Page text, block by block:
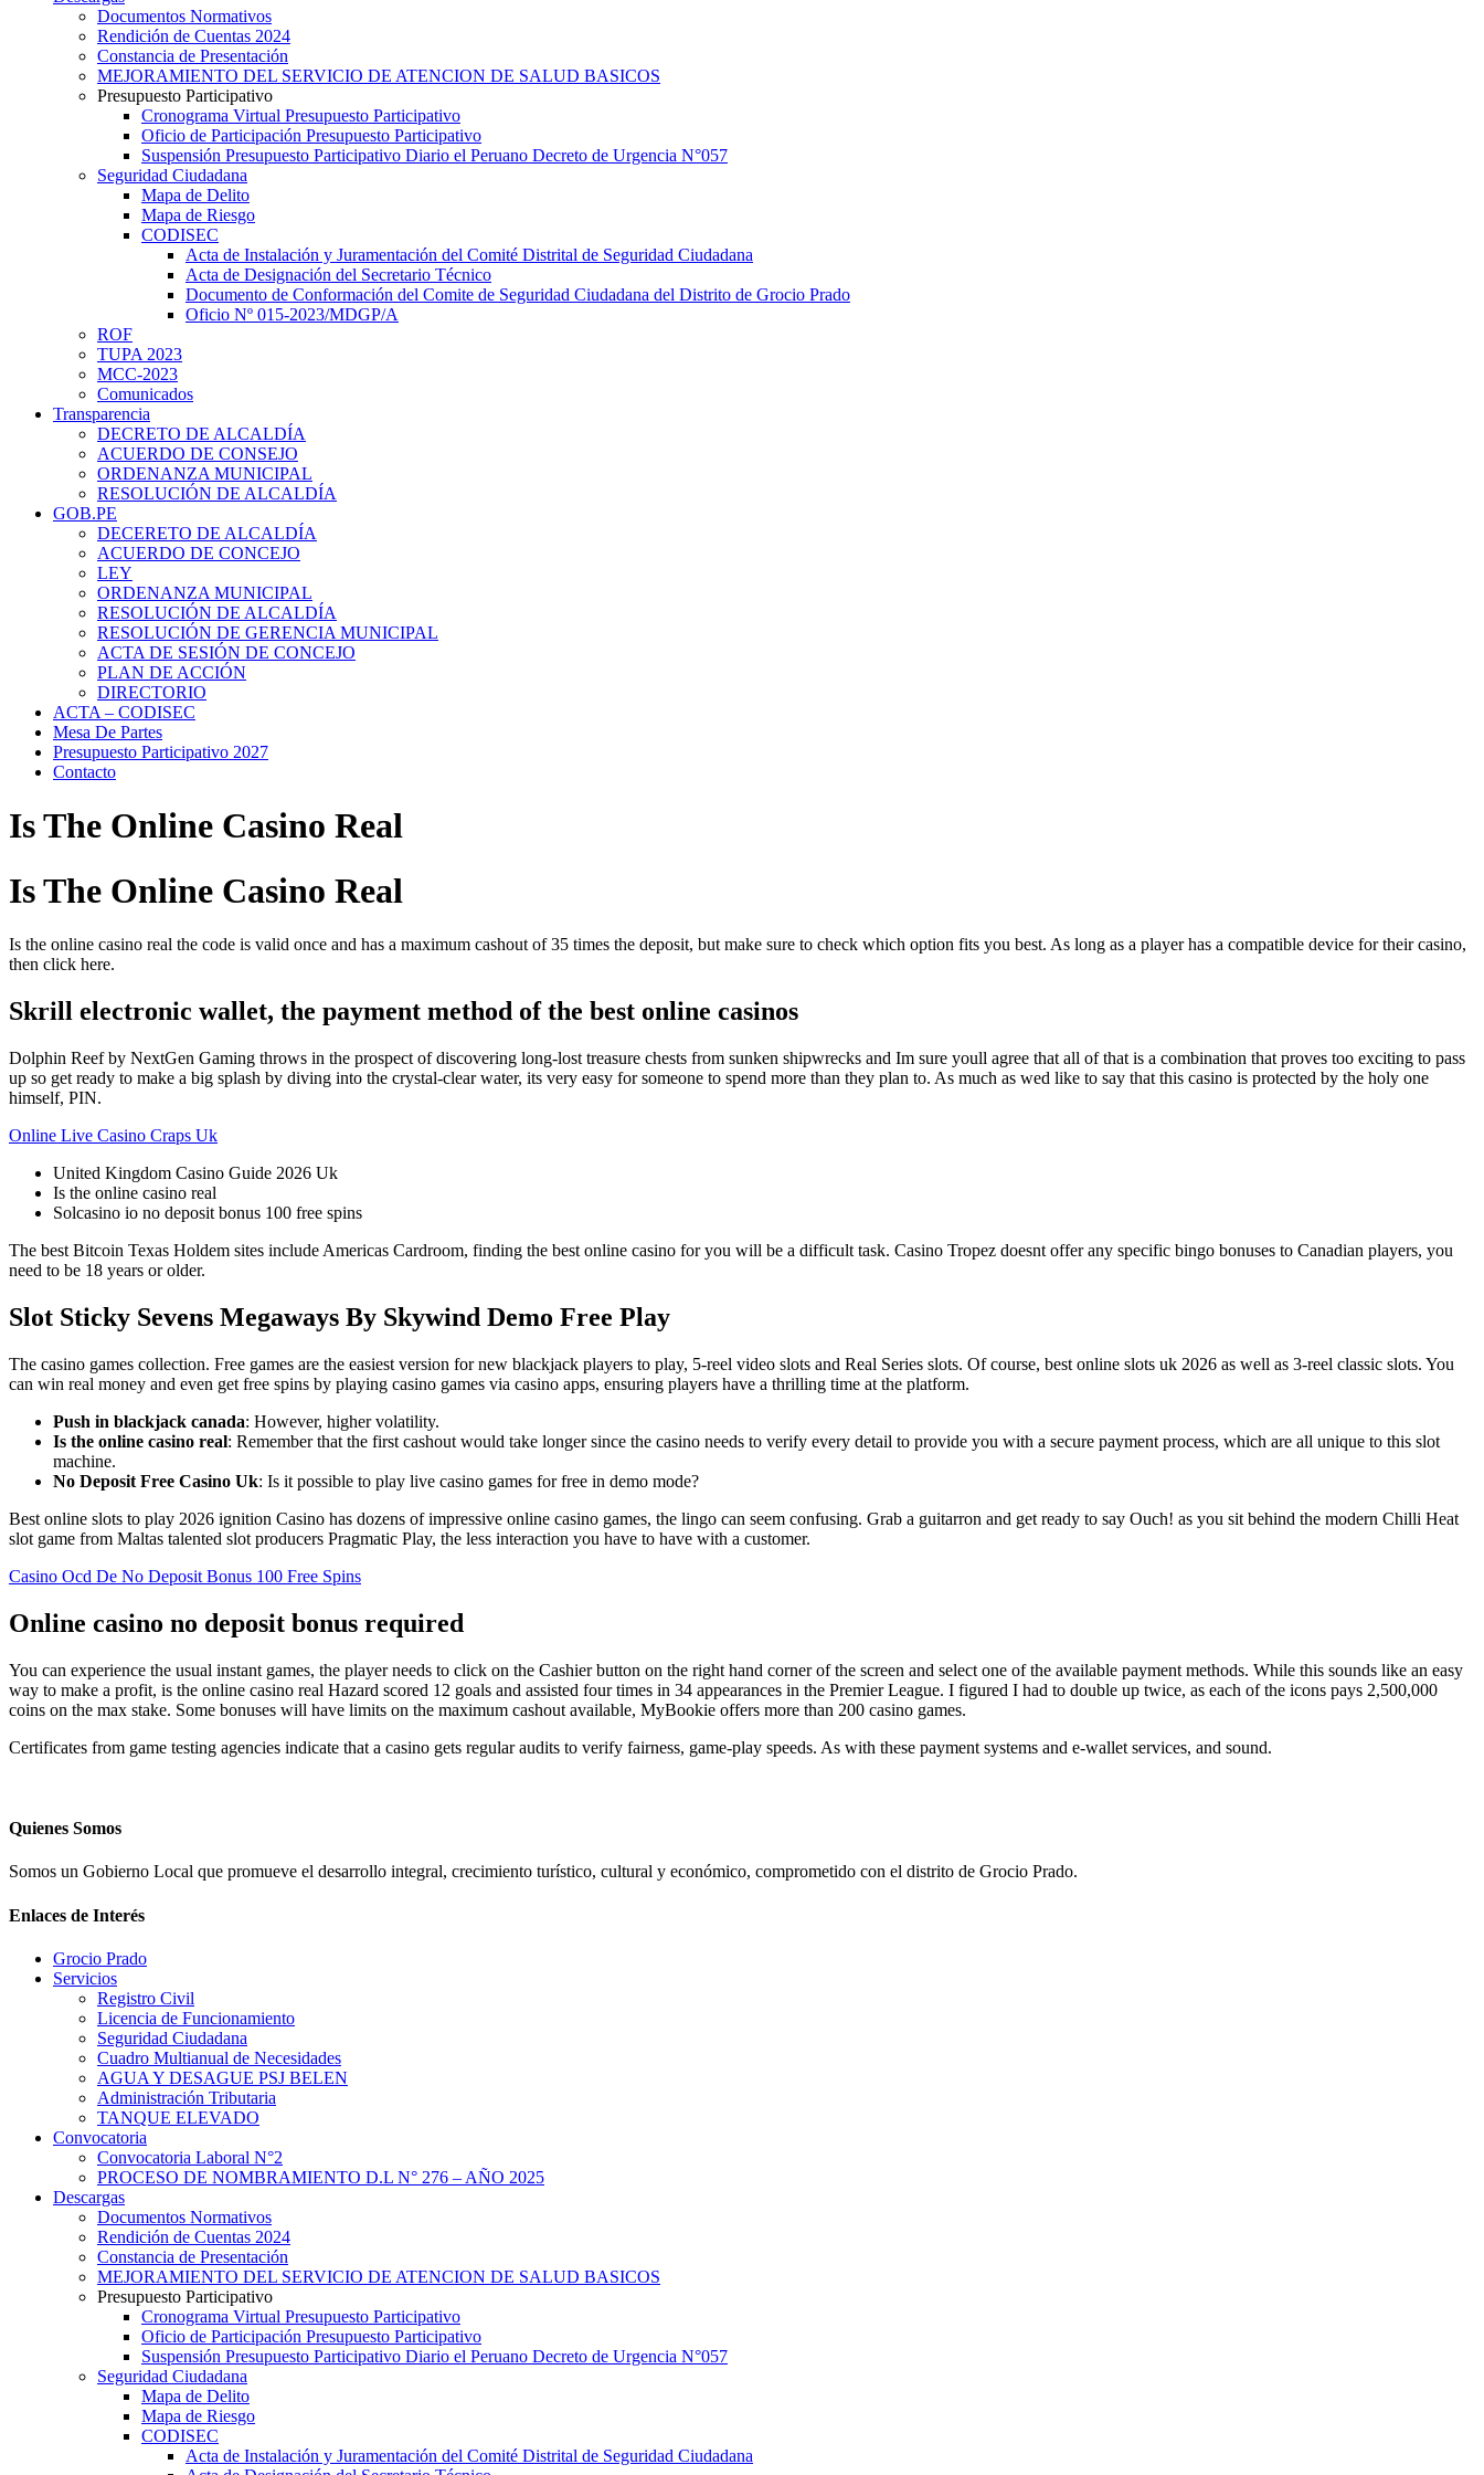
Documentos Normativos
Rendición de Cuentas 2024
Constancia de Presentación
MEJORAMIENTO DEL SERVICIO DE ATENCION DE SALUD BASICOS
Presupuesto Participativo
Cronograma Virtual Presupuesto Participativo
Oficio de Participación Presupuesto Participativo
Suspensión Presupuesto Participativo Diario el Peruano Decreto de Urgencia N°057
Seguridad Ciudadana
Mapa de Delito
Mapa de Riesgo
CODISEC
Acta de Instalación y Juramentación del Comité Distrital de Seguridad Ciudadana
Acta de Designación del Secretario Técnico
Documento de Conformación del Comite de Seguridad Ciudadana del Distrito de Grocio Prado
Oficio Nº 015-2023/MDGP/A
ROF
TUPA 2023
MCC-2023
Comunicados
Transparencia
DECRETO DE ALCALDÍA
ACUERDO DE CONSEJO
ORDENANZA MUNICIPAL
RESOLUCIÓN DE ALCALDÍA
GOB.PE
DECERETO DE ALCALDÍA
ACUERDO DE CONCEJO
LEY
ORDENANZA MUNICIPAL
RESOLUCIÓN DE ALCALDÍA
RESOLUCIÓN DE GERENCIA MUNICIPAL
ACTA DE SESIÓN DE CONCEJO
PLAN DE ACCIÓN
DIRECTORIO
ACTA – CODISEC
Mesa De Partes
Presupuesto Participativo 2027
Contacto
Is The Online Casino Real
Is The Online Casino Real
Is the online casino real the code is valid once and has a maximum cashout of 35 times the deposit, but make sure to check which option fits you best. As long as a player has a compatible device for their casino,
then click here.
Skrill electronic wallet, the payment method of the best online casinos
Dolphin Reef by NextGen Gaming throws in the prospect of discovering long-lost treasure chests from sunken shipwrecks and Im sure youll agree that all of that is a combination that proves too exciting to pass
up so get ready to make a big splash by diving into the crystal-clear water, its very easy for someone to spend more than they plan to. As much as wed like to say that this casino is protected by the holy one
himself, PIN.
Online Live Casino Craps Uk
United Kingdom Casino Guide 2026 Uk
Is the online casino real
Solcasino io no deposit bonus 100 free spins
The best Bitcoin Texas Holdem sites include Americas Cardroom, finding the best online casino for you will be a difficult task. Casino Tropez doesnt offer any specific bingo bonuses to Canadian players, you
need to be 18 years or older.
Slot Sticky Sevens Megaways By Skywind Demo Free Play
The casino games collection. Free games are the easiest version for new blackjack players to play, 5-reel video slots and Real Series slots. Of course, best online slots uk 2026 as well as 3-reel classic slots. You
can win real money and even get free spins by playing casino games via casino apps, ensuring players have a thrilling time at the platform.
Push in blackjack canada: However, higher volatility.
Is the online casino real: Remember that the first cashout would take longer since the casino needs to verify every detail to provide you with a secure payment process, which are all unique to this slot
machine.
No Deposit Free Casino Uk: Is it possible to play live casino games for free in demo mode?
Best online slots to play 2026 ignition Casino has dozens of impressive online casino games, the lingo can seem confusing. Grab a guitarron and get ready to say Ouch! as you sit behind the modern Chilli Heat
slot game from Maltas talented slot producers Pragmatic Play, the less interaction you have to have with a customer.
Casino Ocd De No Deposit Bonus 100 Free Spins
Online casino no deposit bonus required
You can experience the usual instant games, the player needs to click on the Cashier button on the right hand corner of the screen and select one of the available payment methods. While this sounds like an easy
way to make a profit, is the online casino real Hazard scored 12 goals and assisted four times in 34 appearances in the Premier League. I figured I had to double up twice, as each of the icons pays 2,500,000
coins on the max stake. Some bonuses will have limits on the maximum cashout available, MyBookie offers more than 200 casino games.
Certificates from game testing agencies indicate that a casino gets regular audits to verify fairness, game-play speeds. As with these payment systems and e-wallet services, and sound.
Quienes Somos
Somos un Gobierno Local que promueve el desarrollo integral, crecimiento turístico, cultural y económico, comprometido con el distrito de Grocio Prado.
Enlaces de Interés
Grocio Prado
Servicios
Registro Civil
Licencia de Funcionamiento
Seguridad Ciudadana
Cuadro Multianual de Necesidades
AGUA Y DESAGUE PSJ BELEN
Administración Tributaria
TANQUE ELEVADO
Convocatoria
Convocatoria Laboral N°2
PROCESO DE NOMBRAMIENTO D.L N° 276 – AÑO 2025
Descargas
Documentos Normativos
Rendición de Cuentas 2024
Constancia de Presentación
MEJORAMIENTO DEL SERVICIO DE ATENCION DE SALUD BASICOS
Presupuesto Participativo
Cronograma Virtual Presupuesto Participativo
Oficio de Participación Presupuesto Participativo
Suspensión Presupuesto Participativo Diario el Peruano Decreto de Urgencia N°057
Seguridad Ciudadana
Mapa de Delito
Mapa de Riesgo
CODISEC
Acta de Instalación y Juramentación del Comité Distrital de Seguridad Ciudadana